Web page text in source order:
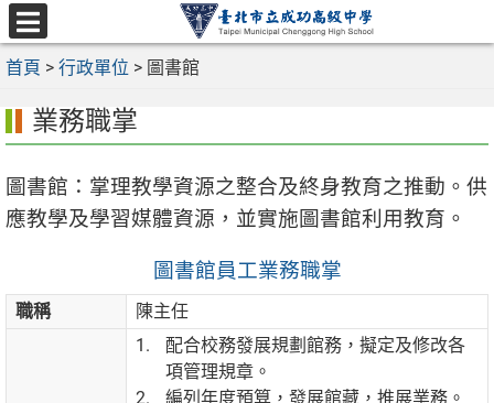
跳
至
主
容
選
單
首頁 > 行政單位 > 圖書館
業務職掌
圖書館：掌理教學資源之整合及終身教育之推動。供
應教學及學習媒體資源，並實施圖書館利用教育。
圖書館員工業務職掌
職稱 陳主任
配合校務發展規劃館務，擬定及修改各
項管理規章。
編列年度預算，發展館藏，推展業務。